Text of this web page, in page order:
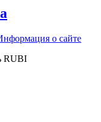
о сайте
RUBI